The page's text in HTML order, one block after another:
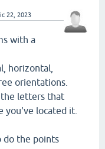
22, 2023
with a
horizontal,
orientations.
the letters that
you've located it.
do the points